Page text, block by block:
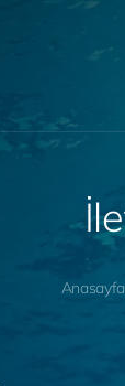
İle
Anasayfa